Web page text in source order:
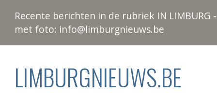
Recente berichten in de rubriek IN
met foto: info@limburgnieuws.be
LIMBURGNIEUWS.BE